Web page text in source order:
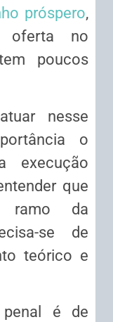
próspero,
oferta no
poucos
nesse
o
execução
que
ramo da
se de
teórico e
é de